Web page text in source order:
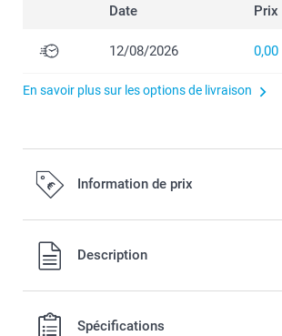
Date Prix
12/08/2026 0,00
En savoir plus sur les options de livraison
Information de prix
Tous les prix sont TVA incluse
Description
Spécifications